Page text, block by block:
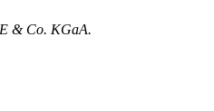
& Co. KGaA.